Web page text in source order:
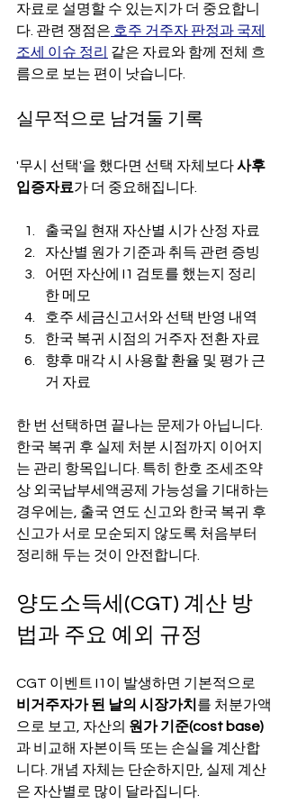
자료로 설명할 수 있는지가 더 중요합니
다. 관련 쟁점은 호주 거주자 판정과 국제
조세 이슈 정리 같은 자료와 함께 전체 흐
름으로 보는 편이 낫습니다.
실무적으로 남겨둘 기록
'무시 선택'을 했다면 선택 자체보다 사후
입증자료가 더 중요해집니다.
출국일 현재 자산별 시가 산정 자료
자산별 원가 기준과 취득 관련 증빙
어떤 자산에 I1 검토를 했는지 정리
한 메모
호주 세금신고서와 선택 반영 내역
한국 복귀 시점의 거주자 전환 자료
향후 매각 시 사용할 환율 및 평가 근
거 자료
한 번 선택하면 끝나는 문제가 아닙니다.
한국 복귀 후 실제 처분 시점까지 이어지
는 관리 항목입니다. 특히 한호 조세조약
상 외국납부세액공제 가능성을 기대하는
경우에는, 출국 연도 신고와 한국 복귀 후
신고가 서로 모순되지 않도록 처음부터
정리해 두는 것이 안전합니다.
양도소득세(CGT) 계산 방
법과 주요 예외 규정
CGT 이벤트 I1이 발생하면 기본적으로
비거주자가 된 날의 시장가치 를 처분가액
으로 보고, 자산의 원가 기준(cost base)
과 비교해 자본이득 또는 손실을 계산합
니다. 개념 자체는 단순하지만, 실제 계산
은 자산별로 많이 달라집니다.